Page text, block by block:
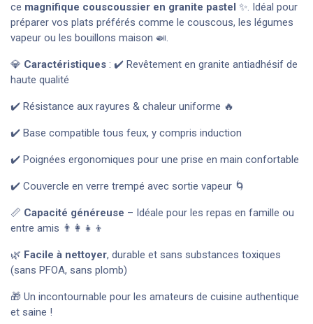
ce magnifique couscoussier en granite pastel ✨. Idéal pour
préparer vos plats préférés comme le couscous, les légumes
vapeur ou les bouillons maison 🍛.
💎 Caractéristiques : ✔️ Revêtement en granite antiadhésif de
haute qualité
✔️ Résistance aux rayures & chaleur uniforme 🔥
✔️ Base compatible tous feux, y compris induction
✔️ Poignées ergonomiques pour une prise en main confortable
✔️ Couvercle en verre trempé avec sortie vapeur 🌀
📏 Capacité généreuse – Idéale pour les repas en famille ou
entre amis 👨‍👩‍👧‍👦
🌿 Facile à nettoyer, durable et sans substances toxiques
(sans PFOA, sans plomb)
🎁 Un incontournable pour les amateurs de cuisine authentique
et saine !